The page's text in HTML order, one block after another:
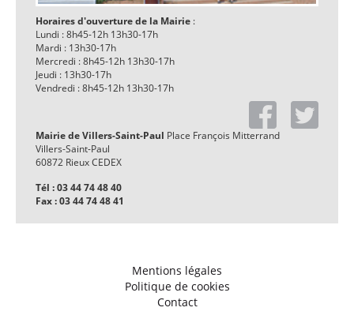
Horaires d'ouverture de la Mairie :
Lundi : 8h45-12h 13h30-17h
Mardi : 13h30-17h
Mercredi : 8h45-12h 13h30-17h
Jeudi : 13h30-17h
Vendredi : 8h45-12h 13h30-17h
Mairie de Villers-Saint-Paul Place François Mitterrand
Villers-Saint-Paul
60872 Rieux CEDEX
Tél : 03 44 74 48 40
Fax : 03 44 74 48 41
Mentions légales
Politique de cookies
Contact